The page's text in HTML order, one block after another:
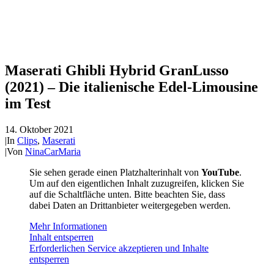
Maserati Ghibli Hybrid GranLusso
(2021) – Die italienische Edel-Limousine
im Test
14. Oktober 2021
|In Clips, Maserati
|Von NinaCarMaria
Sie sehen gerade einen Platzhalterinhalt von YouTube.
Um auf den eigentlichen Inhalt zuzugreifen, klicken Sie
auf die Schaltfläche unten. Bitte beachten Sie, dass
dabei Daten an Drittanbieter weitergegeben werden.
Mehr Informationen
Inhalt entsperren
Erforderlichen Service akzeptieren und Inhalte
entsperren